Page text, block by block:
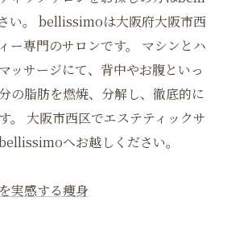
い。 bellissimoは大阪府大阪市西
ー専門のサロンです。 マシンとハ
ッサージにて、背中やお腹といっ
の脂肪を燃焼、分解し、徹底的に
。 大阪市西区でエステティックサ
へお越しください。
実感する痩身